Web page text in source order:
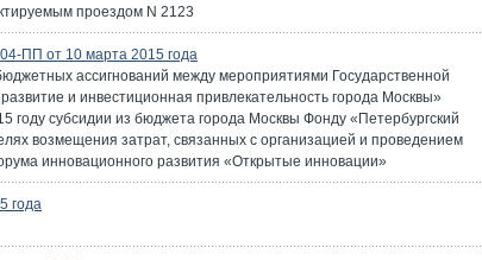
проездом N 2123
ПП от 10 марта 2015 года
ассигнований между мероприятиями Государственной
и инвестиционная привлекательность города Москвы»
году субсидии из бюджета города Москвы Фонду «Петербургский
возмещения затрат, связанных с организацией и проведением
инновационного развития «Открытые инновации»
года